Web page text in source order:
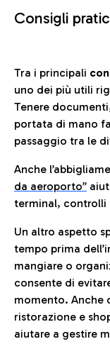
Consigli
Tra i principali
uno dei più utili
Tenere
portata di mano
passaggio tra le
Anche
da aeroporto” a
terminal, controlli
Un altro aspetto
tempo prima
mangiare o
consente di
momento. Anche
ristorazione e
aiutare a gestire